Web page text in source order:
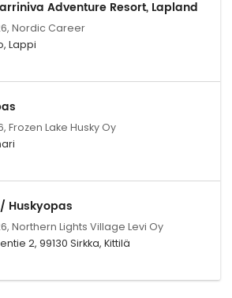
Adventure Resort, Lapland
Nordic Career
Lappi
Frozen Lake Husky Oy
Huskyopas
Northern Lights Village Levi Oy
2, 99130 Sirkka, Kittilä